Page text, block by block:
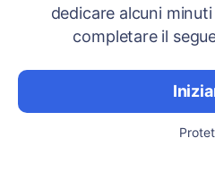
dedicare alcuni
completare il